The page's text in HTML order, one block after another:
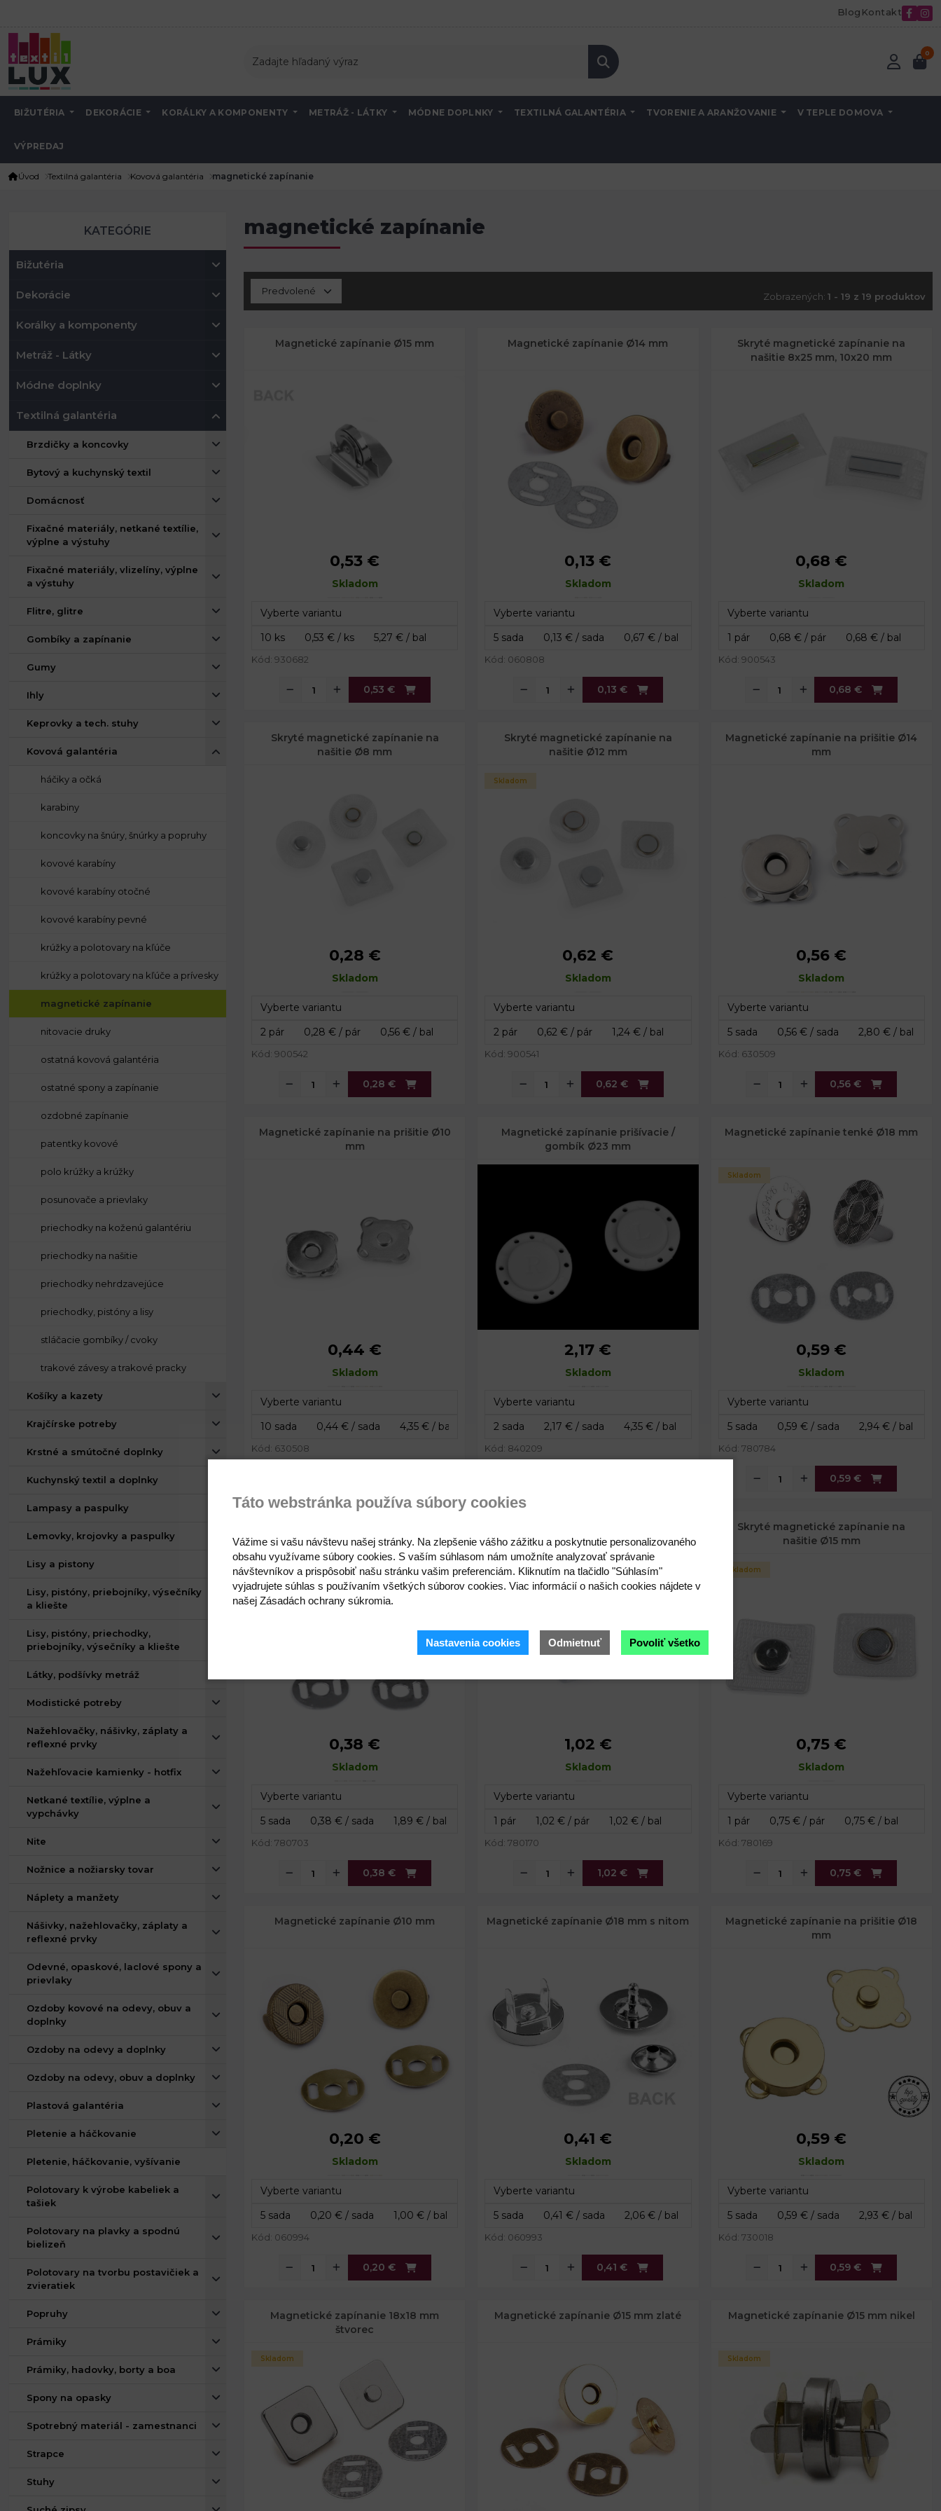
Blog Kontakt
0
BIŽUTÉRIA DEKORÁCIE KORÁLKY A KOMPONENTY METRÁŽ - LÁTKY MÓDNE DOPLNKY TEXTILNÁ GALANTÉRIA TVORENIE A ARANŽOVANIE V TEPLE DOMOVA
VÝPREDAJ
Úvod Textilná galantéria Kovová galantéria magnetické zapínanie
KATEGÓRIE
Bižutéria
Dekorácie
Korálky a komponenty
Metráž - Látky
Módne doplnky
Textilná galantéria
Brzdičky a koncovky
Bytový a kuchynský textil
Domácnosť
Fixačné materiály, netkané textílie,
výplne a výstuhy
Fixačné materiály, vlizelíny, výplne
a výstuhy
Flitre, glitre
Gombíky a zapínanie
Gumy
Ihly
Keprovky a tech. stuhy
Kovová galantéria
háčiky a očká
karabiny
koncovky na šnúry, šnúrky a popruhy
kovové karabíny
kovové karabíny otočné
kovové karabíny pevné
krúžky a polotovary na kľúče
krúžky a polotovary na kľúče a prívesky
magnetické zapínanie
nitovacie druky
ostatná kovová galantéria
ostatné spony a zapínanie
ozdobné zapínanie
patentky kovové
polo krúžky a krúžky
posunovače a prievlaky
priechodky na koženú galantériu
priechodky na našitie
priechodky nehrdzavejúce
priechodky, pistóny a lisy
stláčacie gombíky / cvoky
trakové závesy a trakové pracky
Košíky a kazety
Krajčírske potreby
Krstné a smútočné doplnky
Kuchynský textil a doplnky
Lampasy a paspulky
Lemovky, krojovky a paspulky
Lisy a pistony
Lisy, pistóny, priebojníky, výsečníky
a kliešte
Lisy, pistóny, priechodky,
priebojníky, výsečníky a kliešte
Látky, podšívky metráž
Modistické potreby
Nažehlovačky, nášivky, záplaty a
reflexné prvky
Nažehľovacie kamienky - hotfix
Netkané textílie, výplne a
vypchávky
Nite
Nožnice a nožiarsky tovar
Náplety a manžety
Nášivky, nažehlovačky, záplaty a
reflexné prvky
Odevné, opaskové, laclové spony a
prievlaky
Ozdoby kovové na odevy, obuv a
doplnky
Ozdoby na odevy a doplnky
Ozdoby na odevy, obuv a doplnky
Plastová galantéria
Pletenie a háčkovanie
Pletenie, háčkovanie, vyšívanie
Polotovary k výrobe kabeliek a
tašiek
Polotovary na plavky a spodnú
bielizeň
Polotovary na tvorbu postavičiek a
zvieratiek
Popruhy
Prámiky
Prámiky, hadovky, borty a boa
Spony na opasky
Spotrebný materiál - zamestnanci
Strapce
Stuhy
magnetické zapínanie
Zobrazených: 1 - 19 z 19 produktov
Magnetické zapínanie Ø15 mm
15 mm
0,53 €
Skladom
Kód: 930682
0,53 €
Magnetické zapínanie Ø14 mm
Celková hrúbka:
0,13 €
Skladom
Kód: 060808
0,13 €
Skryté magnetické zapínanie na
našitie 8x25 mm, 10x20 mm
č. 1: 10 x 20 mm
č. 1: 25 x 37 mm
Rozmery fólie:
Celková hrúbka:
4,2 - 4,5 mm
0,68 €
Skladom
Kód: 900543
0,68 €
Skryté magnetické zapínanie na
našitie Ø8 mm
8 mm
Celková hrúbka:
0,28 €
Skladom
Kód: 900542
0,28 €
Skryté magnetické zapínanie na
našitie Ø12 mm
Celková hrúbka:
Skladom
0,62 €
Skladom
Kód: 900541
0,62 €
Magnetické zapínanie na prišitie Ø14
mm
Celková hrúbka:
0,56 €
Skladom
Kód: 630509
0,56 €
Magnetické zapínanie na prišitie Ø10
mm
0,44 €
Skladom
Kód: 630508
Magnetické zapínanie prišívacie /
gombík Ø23 mm
23 mm
2,17 €
Skladom
Kód: 840209
Magnetické zapínanie tenké Ø18 mm
Celková hrúbka:
Skladom
0,59 €
Skladom
Kód: 780784
0,59 €
0,38 €
Skladom
Kód: 780703
0,38 €
našitie Ø19 mm
19 mm
34 x 34 mm
Celková hrúbka:
Skladom
1,02 €
Skladom
Kód: 780170
1,02 €
Skryté magnetické zapínanie na
našitie Ø15 mm
Celková hrúbka:
Skladom
0,75 €
Skladom
Kód: 780169
0,75 €
Magnetické zapínanie Ø10 mm
0,20 €
Skladom
Kód: 060994
0,20 €
Magnetické zapínanie Ø18 mm s nitom
Celková hrúbka:
0,41 €
Skladom
Kód: 060993
0,41 €
Magnetické zapínanie na prišitie Ø18
mm
Celková hrúbka:
0,59 €
Skladom
Kód: 730018
0,59 €
Magnetické zapínanie 18x18 mm
štvorec
Skladom
Magnetické zapínanie Ø15 mm zlaté Magnetické zapínanie Ø15 mm nikel
Skladom
Táto webstránka používa súbory cookies
Vážime si vašu návštevu našej stránky. Na zlepšenie vášho zážitku a poskytnutie personalizovaného
obsahu využívame súbory cookies. S vaším súhlasom nám umožníte analyzovať správanie
návštevníkov a prispôsobiť našu stránku vašim preferenciám. Kliknutím na tlačidlo "Súhlasím"
vyjadrujete súhlas s používaním všetkých súborov cookies. Viac informácií o našich cookies nájdete v
našej Zásadách ochrany súkromia.
Nastavenia cookies Odmietnuť Povoliť všetko